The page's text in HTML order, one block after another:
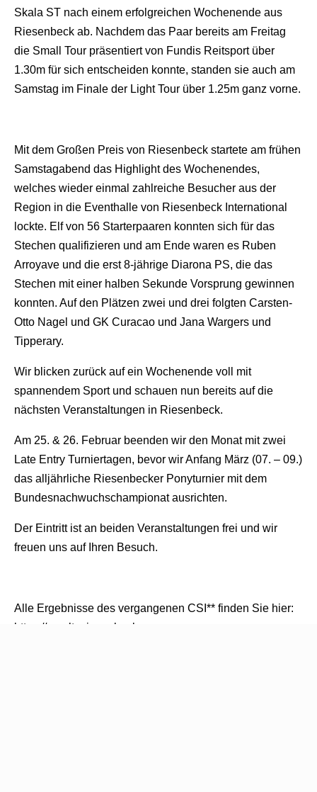
Skala ST nach einem erfolgreichen Wochenende aus
Riesenbeck ab. Nachdem das Paar bereits am Freitag
die Small Tour präsentiert von Fundis Reitsport über
1.30m für sich entscheiden konnte, standen sie auch am
Samstag im Finale der Light Tour über 1.25m ganz vorne.
Mit dem Großen Preis von Riesenbeck startete am frühen
Samstagabend das Highlight des Wochenendes,
welches wieder einmal zahlreiche Besucher aus der
Region in die Eventhalle von Riesenbeck International
lockte. Elf von 56 Starterpaaren konnten sich für das
Stechen qualifizieren und am Ende waren es Ruben
Arroyave und die erst 8-jährige Diarona PS, die das
Stechen mit einer halben Sekunde Vorsprung gewinnen
konnten. Auf den Plätzen zwei und drei folgten Carsten-
Otto Nagel und GK Curacao und Jana Wargers und
Tipperary.
Wir blicken zurück auf ein Wochenende voll mit
spannendem Sport und schauen nun bereits auf die
nächsten Veranstaltungen in Riesenbeck.
Am 25. & 26. Februar beenden wir den Monat mit zwei
Late Entry Turniertagen, bevor wir Anfang März (07. – 09.)
das alljährliche Riesenbecker Ponyturnier mit dem
Bundesnachwuchschampionat ausrichten.
Der Eintritt ist an beiden Veranstaltungen frei und wir
freuen uns auf Ihren Besuch.
Alle Ergebnisse des vergangenen CSI** finden Sie hier:
https://results.riesenbeck-